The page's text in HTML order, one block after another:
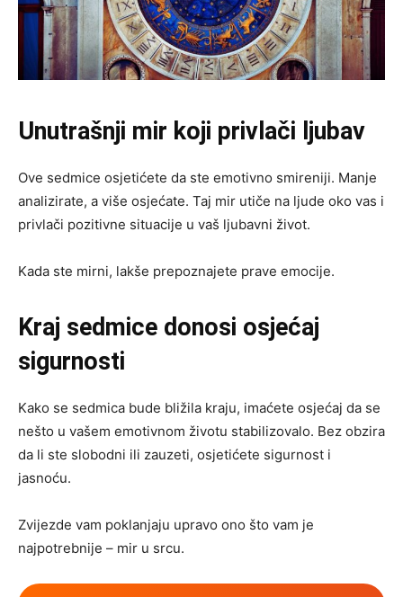
Unutrašnji mir koji privlači ljubav
Ove sedmice osjetićete da ste emotivno smireniji. Manje
analizirate, a više osjećate. Taj mir utiče na ljude oko vas i
privlači pozitivne situacije u vaš ljubavni život.
Kada ste mirni, lakše prepoznajete prave emocije.
Kraj sedmice donosi osjećaj
sigurnosti
Kako se sedmica bude bližila kraju, imaćete osjećaj da se
nešto u vašem emotivnom životu stabilizovalo. Bez obzira
da li ste slobodni ili zauzeti, osjetićete sigurnost i
jasnoću.
Zvijezde vam poklanjaju upravo ono što vam je
najpotrebnije – mir u srcu.